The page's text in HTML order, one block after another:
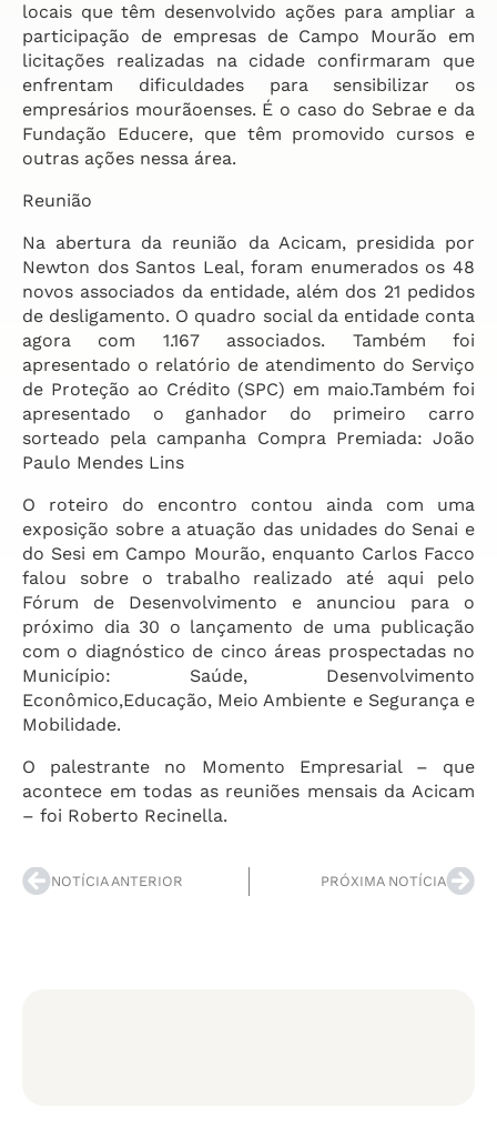
locais que têm desenvolvido ações para ampliar a
participação de empresas de Campo Mourão em
licitações realizadas na cidade confirmaram que
enfrentam dificuldades para sensibilizar os
empresários mourãoenses. É o caso do Sebrae e da
Fundação Educere, que têm promovido cursos e
outras ações nessa área.
Reunião
Na abertura da reunião da Acicam, presidida por
Newton dos Santos Leal, foram enumerados os 48
novos associados da entidade, além dos 21 pedidos
de desligamento. O quadro social da entidade conta
agora com 1.167 associados. Também foi
apresentado o relatório de atendimento do Serviço
de Proteção ao Crédito (SPC) em maio.Também foi
apresentado o ganhador do primeiro carro
sorteado pela campanha Compra Premiada: João
Paulo Mendes Lins
O roteiro do encontro contou ainda com uma
exposição sobre a atuação das unidades do Senai e
do Sesi em Campo Mourão, enquanto Carlos Facco
falou sobre o trabalho realizado até aqui pelo
Fórum de Desenvolvimento e anunciou para o
próximo dia 30 o lançamento de uma publicação
com o diagnóstico de cinco áreas prospectadas no
Município: Saúde, Desenvolvimento
Econômico,Educação, Meio Ambiente e Segurança e
Mobilidade.
O palestrante no Momento Empresarial – que
acontece em todas as reuniões mensais da Acicam
– foi Roberto Recinella.
NOTÍCIA ANTERIOR PRÓXIMA NOTÍCIA